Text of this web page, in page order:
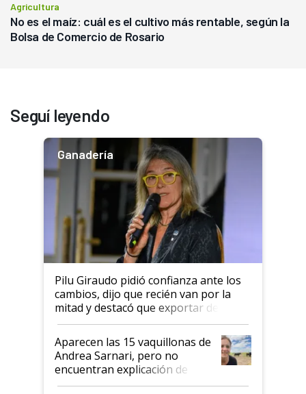
Agricultura
No es el maíz: cuál es el cultivo más rentable, según la
Bolsa de Comercio de Rosario
Seguí leyendo
Ganadería
Pilu Giraudo pidió confianza ante los
cambios, dijo que recién van por la
mitad y destacó que exportar dejó de
ser "para unos pocos": "Tenemos un
mandato muy claro del gobierno
nacional"
Aparecen las 15 vaquillonas de
Andrea Sarnari, pero no
encuentran explicación de
cómo llegaron allí